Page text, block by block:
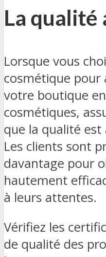
La
Lorsque vous
cosmétique pour
votre boutique
cosmétiques,
que la qualité est
Les clients sont
davantage pour
hautement
à leurs attentes.
Vérifiez les
de qualité des